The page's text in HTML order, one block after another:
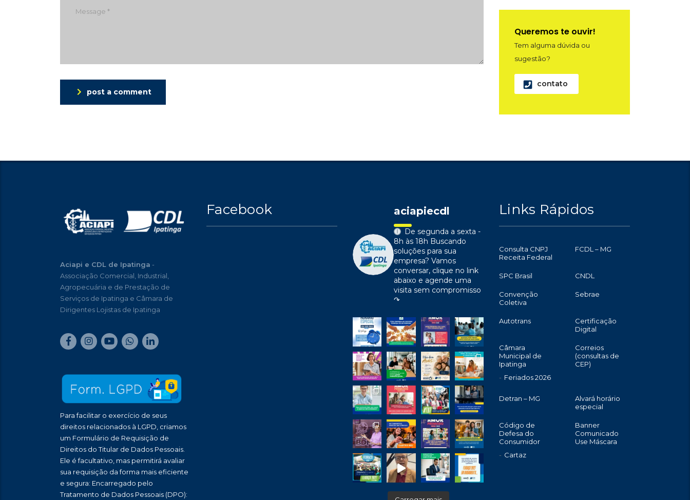
post a comment
Queremos te ouvir!
Tem alguma dúvida ou
sugestão?
contato
Aciapi e CDL de Ipatinga -
Associação Comercial, Industrial,
Agropecuária e de Prestação de
Serviços de Ipatinga e Câmara de
Dirigentes Lojistas de Ipatinga
Para facilitar o exercício de seus
direitos relacionados à LGPD, criamos
um Formulário de Requisição de
Direitos do Titular de Dados Pessoais.
Ele é facultativo, mas permitirá avaliar
sua requisição da forma mais eficiente
e segura: Encarregado pelo
Tratamento de Dados Pessoais (DPO):
Facebook aciapiecdl
De segunda a sexta -
8h às 18h Buscando
soluções para sua
empresa? Vamos
conversar, clique no link
abaixo e agende uma
visita sem compromisso
↷
Links Rápidos
Consulta CNPJ
Receita Federal
FCDL – MG
SPC Brasil CNDL
Convenção
Coletiva
Sebrae
Autotrans
Certificação
Digital
Câmara
Municipal de
Ipatinga
Feriados 2026
Correios
(consultas de
CEP)
Detran – MG
Alvará horário
especial
Código de
Defesa do
Consumidor
Cartaz
Banner
Comunicado
Use Máscara